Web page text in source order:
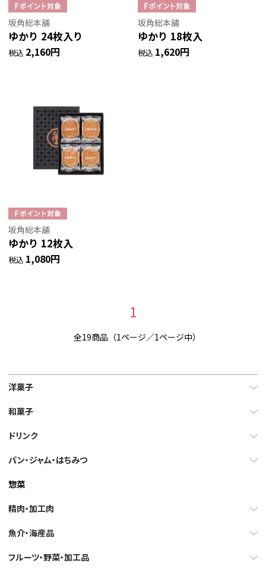
坂角総本舖
ゆかり 24枚入り
税込 2,160円
坂角総本舖
ゆかり 18枚入
税込 1,620円
坂角総本舖
ゆかり 12枚入
税込 1,080円
1
全19商品（1ページ／1ページ中）
洋菓子
和菓子
ドリンク
パン・ジャム・はちみつ
惣菜
精肉・加工肉
魚介・海産品
フルーツ・野菜・加工品